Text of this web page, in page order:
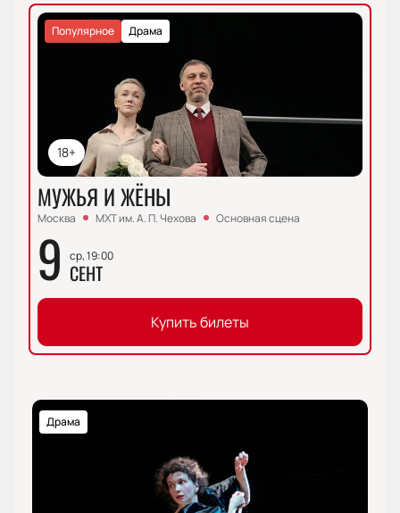
18+
Драма
Популярное
МУЖЬЯ И ЖЁНЫ
Москва МХТ им. А. П. Чехова Основная сцена
9 ср, 19:00
СЕНТ
Купить билеты
Драма